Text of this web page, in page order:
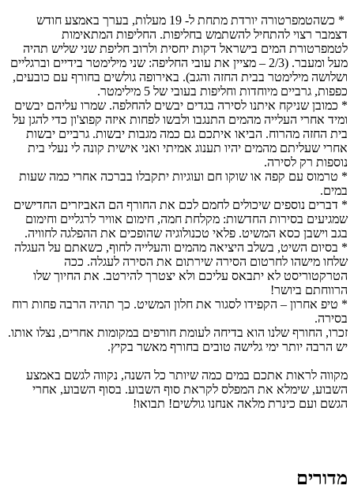
* כשהטמפרטורה יורדת מתחת ל- 19 מעלות, בערך באמצע חודש
דצמבר רצוי להתחיל להשתמש בחליפות. החליפות המתאימות
לטמפרטורת המים בישראל דקות יחסית ולרוב חליפת שני שליש תהיה
מעל ומעבר. (2/3 – מציין את עובי החליפה: שני מילימטר בידיים וברגליים
ושלושה מילימטר בבית החזה והגב). באירופה גולשים בחורף עם כובעים,
כפפות, גרביים מיוחדות וחליפות בעובי של 5 מילימטר.
* כמובן שניקח איתנו לסירה בגדים יבשים להחלפה. שמרו עליהם יבשים
ומיד אחרי העלייה מהמים התנגבו ולבשו לפחות איזה קפוצ'ון כדי להגן על
בית החזה מהרוח. הביאו איתכם גם כמה מגבות יבשות. גרביים יבשות
אחרי שעליתם מהמים יהיו תענוג אמיתי ואני אישית קונה לי נעלי בית
נוספות רק לסירה.
* טרמוס עם קפה או שוקו חם ועוגיות יתקבלו בברכה אחרי כמה שעות
במים.
* דברים נוספים שיכולים לחמם לכם את החורף הם האביזרים החדישים
שמגיעים בסירות החדשות: מקלחת חמה, חימום אוויר לרגליים וחימום
בגב וישבן כסא המשיט. פלאי טכנולוגיה שהופכים את ההפלגה לחוויה.
* בסיום השיט, בשלב היציאה מהמים והעלייה לחוף, כשאתם על העגלה
שלחו מישהו לחרטום הסירה שירתום את הסירה לעגלה. ככה
הטרקטוריסט לא יתבאס עליכם ולא יצטרך להירטב. את החיוך שלו
הרווחתם ביושר!
* טיפ אחרון – הקפידו לסגור את חלון המשיט. כך תהיה הרבה פחות רוח
בסירה.
זכרו, החורף שלנו הוא בדיחה לעומת חורפים במקומות אחרים, נצלו אותו.
יש הרבה יותר ימי גלישה טובים בחורף מאשר בקיץ.
מקווה לראות אתכם במים כמה שיותר כל השנה, נקווה לגשם באמצע
השבוע, שימלא את המפלס לקראת סוף השבוע. בסוף השבוע, אחרי
הגשם ועם כינרת מלאה אנחנו גולשים! תבואו!
מדורים